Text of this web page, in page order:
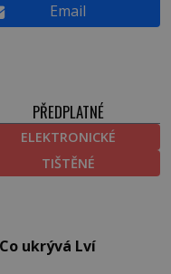
Email
PŘEDPLATNÉ
ELEKTRONICKÉ
TIŠTĚNÉ
ukrývá Lví